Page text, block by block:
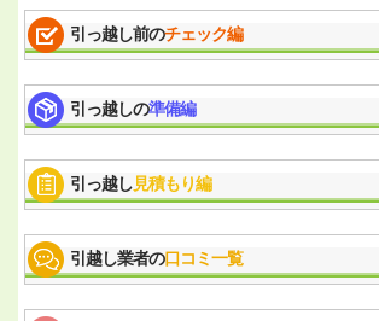
引っ越し前のチェック編
引っ越しの準備編
引っ越し見積もり編
引越し業者の口コミ一覧